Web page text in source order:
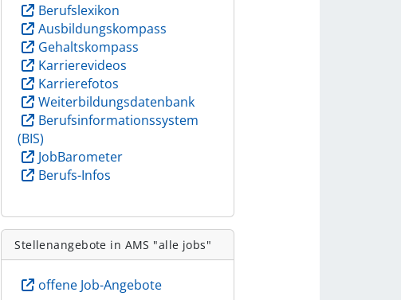
Berufslexikon
Ausbildungskompass
Gehaltskompass
Karrierevideos
Karrierefotos
Weiterbildungsdatenbank
Berufsinformationssystem
(BIS)
JobBarometer
Berufs-Infos
Stellenangebote in AMS "alle jobs"
offene Job-Angebote